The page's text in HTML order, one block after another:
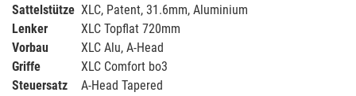
Sattelstütze XLC, Patent, 31.6mm, Aluminium
Lenker
XLC Topflat 720mm
Vorbau
XLC Alu, A-Head
Griffe
XLC Comfort bo3
Steuersatz
A-Head Tapered